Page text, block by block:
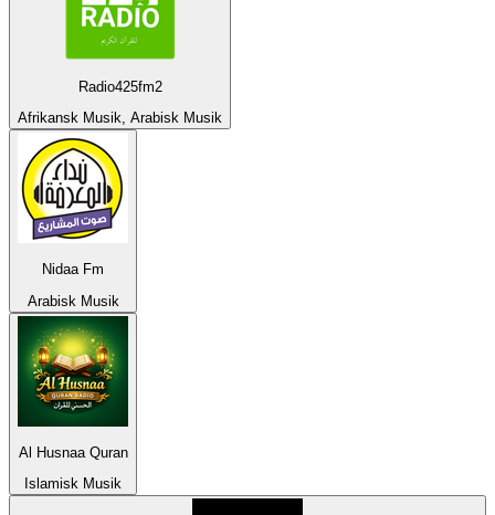
Radio425fm2
Afrikansk Musik, Arabisk Musik
Nidaa Fm
Arabisk Musik
Al Husnaa Quran
Islamisk Musik